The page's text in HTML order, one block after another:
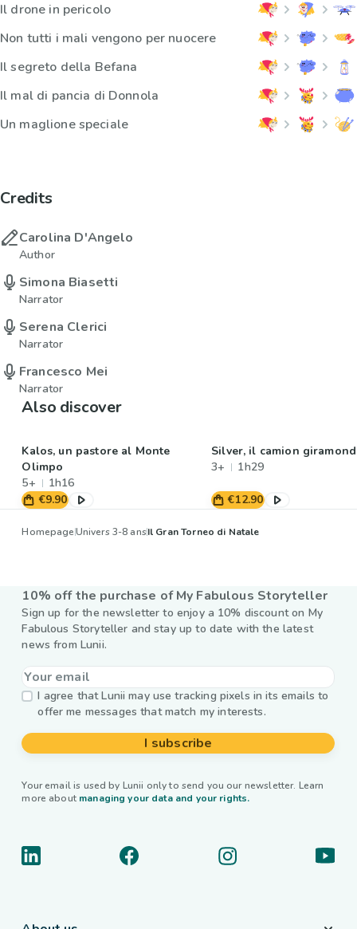
Il drone in pericolo
Non tutti i mali vengono per nuocere
Il segreto della Befana
Il mal di pancia di Donnola
Un maglione speciale
Credits
Carolina D'Angelo
Author
Simona Biasetti
Narrator
Serena Clerici
Narrator
Francesco Mei
Narrator
Also discover
Kalos, un pastore al Monte
Olimpo
5+
1h16
€9.90
Silver, il camion
3+
1h29
€12.90
HomepageUnivers 3-8 ansIl Gran Torneo di Natale
10% off the purchase of My Fabulous Storyteller
Sign up for the newsletter to enjoy a 10% discount on My
Fabulous Storyteller and stay up to date with the latest
news from Lunii.
I agree that Lunii may use tracking pixels in its emails to
offer me messages that match my interests.
I subscribe
Your email is used by Lunii only to send you our newsletter. Learn
more about managing your data and your rights.